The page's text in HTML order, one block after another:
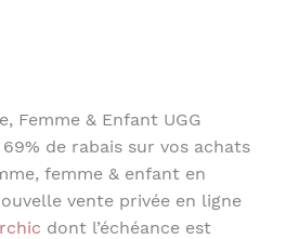
Femme & Enfant UGG
de rabais sur vos achats
femme & enfant en
vente privée en ligne
dont l’échéance est